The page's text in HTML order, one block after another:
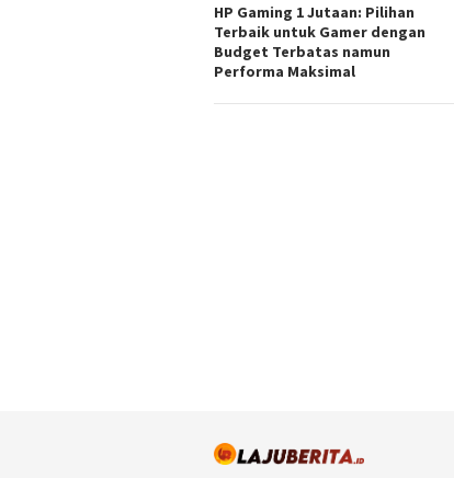
HP Gaming 1 Jutaan: Pilihan
Terbaik untuk Gamer dengan
Budget Terbatas namun
Performa Maksimal